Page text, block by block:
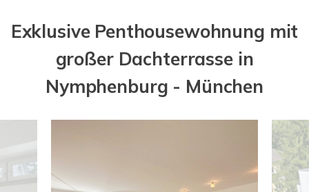
Exklusive Penthousewohnung mit
großer Dachterrasse in
Nymphenburg - München